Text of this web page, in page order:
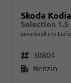
Skoda
unverbindliche
Fahrzeugnr. 30804
Kraftstoff Benzin